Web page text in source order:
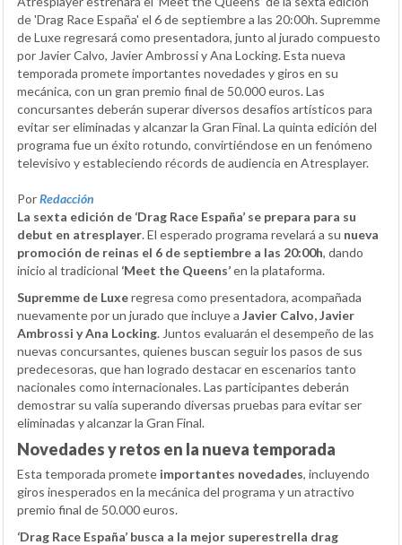
de 'Drag Race España' el 6 de septiembre a las 20:00h. Supremme
de Luxe regresará como presentadora, junto al jurado compuesto
por Javier Calvo, Javier Ambrossi y Ana Locking. Esta nueva
temporada promete importantes novedades y giros en su
mecánica, con un gran premio final de 50.000 euros. Las
concursantes deberán superar diversos desafíos artísticos para
evitar ser eliminadas y alcanzar la Gran Final. La quinta edición del
programa fue un éxito rotundo, convirtiéndose en un fenómeno
televisivo y estableciendo récords de audiencia en Atresplayer.
PorRedacción
La sexta edición de ‘Drag Race España’ se prepara para su
debut en atresplayer. El esperado programa revelará a su nueva
promoción de reinas el 6 de septiembre a las 20:00h, dando
inicio al tradicional ‘Meet the Queens’en la plataforma.
Supremme de Luxeregresa como presentadora, acompañada
nuevamente por un jurado que incluye a Javier Calvo, Javier
Ambrossi y Ana Locking. Juntos evaluarán el desempeño de las
nuevas concursantes, quienes buscan seguir los pasos de sus
predecesoras, que han logrado destacar en escenarios tanto
nacionales como internacionales. Las participantes deberán
demostrar su valía superando diversas pruebas para evitar ser
eliminadas y alcanzar la Gran Final.
Novedades y retos en la nueva temporada
Esta temporada promete importantes novedades, incluyendo
giros inesperados en la mecánica del programa y un atractivo
premio final de 50.000 euros.
‘Drag Race España’ busca a la mejor superestrella drag